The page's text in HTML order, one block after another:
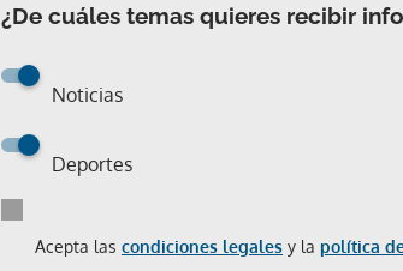
¿De cuáles temas quieres recibir
Noticias
Deportes
Acepta las condiciones legales y la política